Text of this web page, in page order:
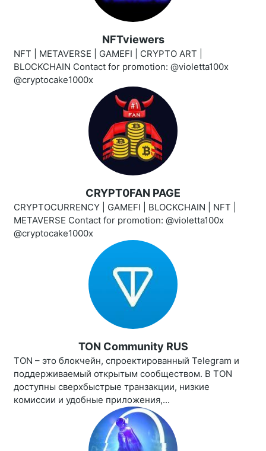
NFTviewers
NFT | METAVERSE | GAMEFI | CRYPTO ART |
BLOCKCHAIN Contact for promotion: @violetta100x
@cryptocake1000x
CRYPT0FAN PAGE
CRYPTOCURRENCY | GAMEFI | BLOCKCHAIN | NFT |
METAVERSE Contact for promotion: @violetta100x
@cryptocake1000x
TON Community RUS
TON – это блокчейн, спроектированный Telegram и
поддерживаемый открытым сообществом. В TON
доступны сверхбыстрые транзакции, низкие
комиссии и удобные приложения,...